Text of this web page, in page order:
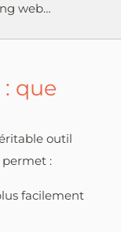
web…
que
outil
permet :
facilement